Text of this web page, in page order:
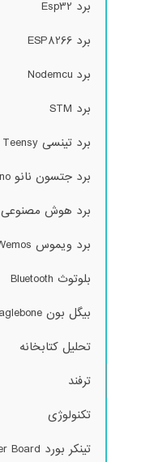
برد Esp32
برد ESP8266
برد Nodemcu
برد STM
برد تینسی Teensy
برد جتسون نانو Jetson Nano
برد هوش مصنوعی Sipeed
برد ویموس Wemos
بلوتوث Bluetooth
بیگل بون Beaglebone
تحلیل کتابخانه
ترفند
تکنولوژی
تینکر بورد Tinker Board